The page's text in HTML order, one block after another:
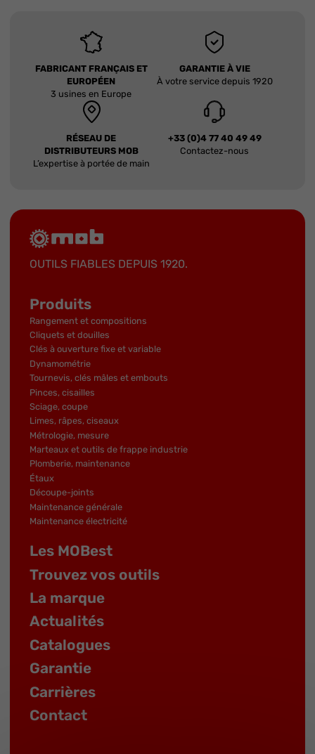
FABRICANT FRANÇAIS ET
EUROPÉEN
3 usines en Europe
GARANTIE À VIE
À votre service depuis 1920
RÉSEAU DE
DISTRIBUTEURS MOB
L’expertise à portée de main
+33 (0)4 77 40 49 49
Contactez-nous
OUTILS FIABLES DEPUIS 1920.
Produits
Rangement et compositions
Cliquets et douilles
Clés à ouverture fixe et variable
Dynamométrie
Tournevis, clés mâles et embouts
Pinces, cisailles
Sciage, coupe
Limes, râpes, ciseaux
Métrologie, mesure
Marteaux et outils de frappe industrie
Plomberie, maintenance
Étaux
Découpe-joints
Maintenance générale
Maintenance électricité
Les MOBest
Trouvez vos outils
La marque
Actualités
Catalogues
Garantie
Carrières
Contact